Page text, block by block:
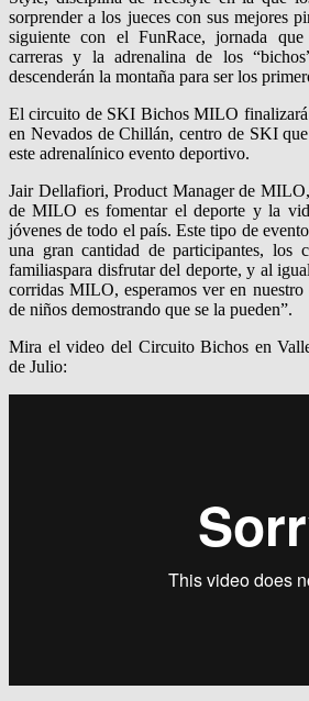
sorprender a los jueces con sus mejores
siguiente con el FunRace, jornada
carreras y la adrenalina de los
descenderán la montaña para ser los
El circuito de SKI Bichos MILO finalizará
en Nevados de Chillán, centro de SKI
este adrenalínico evento deportivo.
Jair Dellafiori, Product Manager de
de MILO es fomentar el deporte y la
jóvenes de todo el país. Este tipo de
una gran cantidad de participantes, los
familiaspara disfrutar del deporte, y al
corridas MILO, esperamos ver en
de niños demostrando que se la pueden”.
Mira el video del Circuito Bichos en
de Julio: